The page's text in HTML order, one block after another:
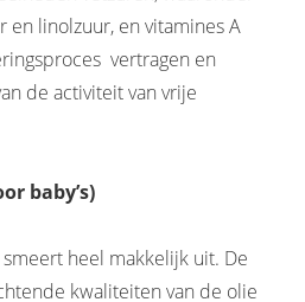
en linolzuur, en vitamines A
vertragen en
de activiteit van vrije
baby’s)
heel makkelijk uit. De
kwaliteiten van de olie